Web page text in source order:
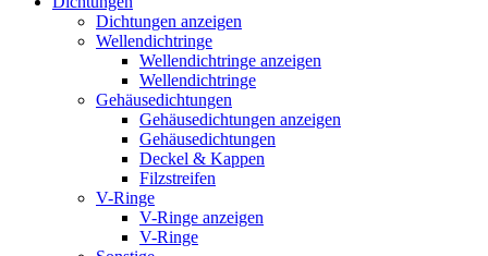
Dichtungen anzeigen
Wellendichtringe
Wellendichtringe anzeigen
Wellendichtringe
Gehäusedichtungen
Gehäusedichtungen anzeigen
Gehäusedichtungen
Deckel & Kappen
Filzstreifen
V-Ringe
V-Ringe anzeigen
V-Ringe